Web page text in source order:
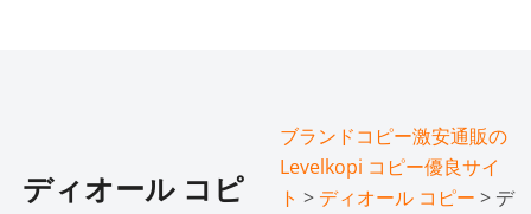
ディオール コピ
ブランドコピー激安通販の
Levelkopi コピー優良サイ
ト > ディオール コピー > デ